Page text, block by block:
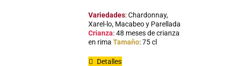
Variedades: Chardonnay,
Xarel-lo, Macabeo y Parellada
Crianza: 48 meses de crianza
en rima Tamaño: 75 cl
Detalles